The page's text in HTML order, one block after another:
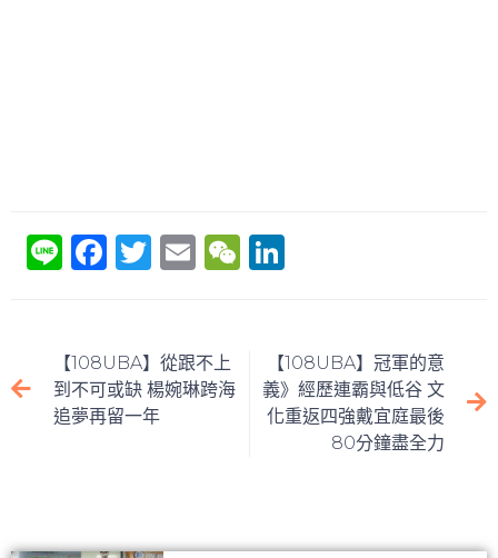
Li F
e
b
o
T
er
E
l
W
at
e
dI
n
【108UBA】從跟不上
到不可或缺 楊婉琳跨海
追夢再留一年
【108UBA】冠軍的意
義》經歷連霸與低谷 文
化重返四強戴宜庭最後
80分鐘盡全力